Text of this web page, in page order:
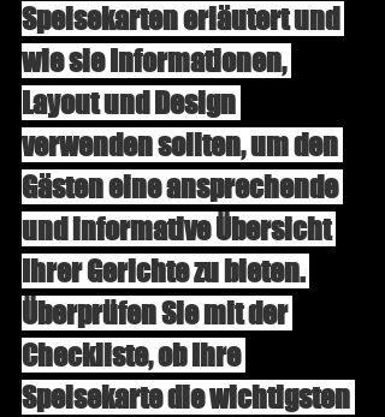
Speisekarten erläutert und
wie sie Informationen,
Layout und Design
verwenden sollten, um den
Gästen eine ansprechende
und informative Übersicht
Ihrer Gerichte zu bieten.
Überprüfen Sie mit der
Checkliste, ob Ihre
Speisekarte die wichtigsten